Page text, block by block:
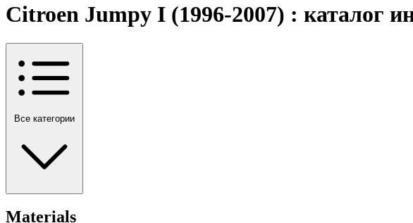
Citroen Jumpy I (1996-2007) : каталог
Все категории
Materials